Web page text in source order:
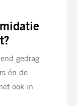
gedrag
én de
ook in